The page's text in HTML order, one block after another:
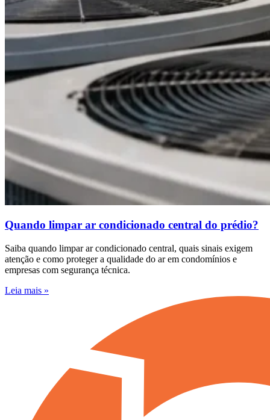
Quando limpar ar condicionado central do prédio?
Saiba quando limpar ar condicionado central, quais sinais exigem
atenção e como proteger a qualidade do ar em condomínios e
empresas com segurança técnica.
Leia mais »